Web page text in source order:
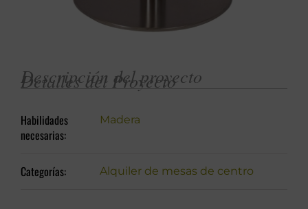
Descripción del proyecto
Detalles del Proyecto
Habilidades
necesarias:
Madera
Categorías: Alquiler de mesas de centro